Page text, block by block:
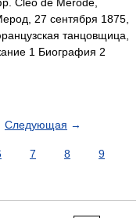
27 сентября 1875,
танцовщица,
1 Биография 2
Следующая →
7 8
9